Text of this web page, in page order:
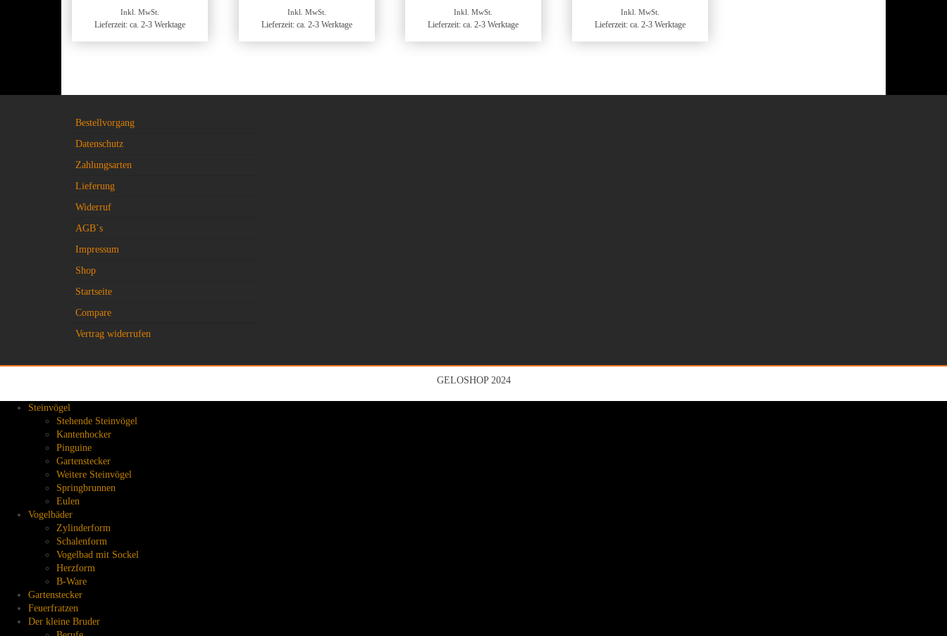
Inkl. MwSt.
Lieferzeit: ca. 2-3 Werktage
Inkl. MwSt.
Lieferzeit: ca. 2-3 Werktage
Inkl. MwSt.
Lieferzeit: ca. 2-3 Werktage
Inkl. MwSt.
Lieferzeit: ca. 2-3 Werktage
Bestellvorgang
Datenschutz
Zahlungsarten
Lieferung
Widerruf
AGB`s
Impressum
Shop
Startseite
Compare
Vertrag widerrufen
GELOSHOP 2024
Steinvögel
Stehende Steinvögel
Kantenhocker
Pinguine
Gartenstecker
Weitere Steinvögel
Springbrunnen
Eulen
Vogelbäder
Zylinderform
Schalenform
Vogelbad mit Sockel
Herzform
B-Ware
Gartenstecker
Feuerfratzen
Der kleine Bruder